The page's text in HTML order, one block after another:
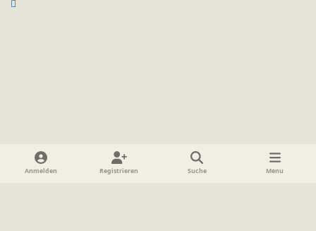
Heller Modus
Dunkler ModusSystemeinstellung
Anmelden Registrieren Suche Menu